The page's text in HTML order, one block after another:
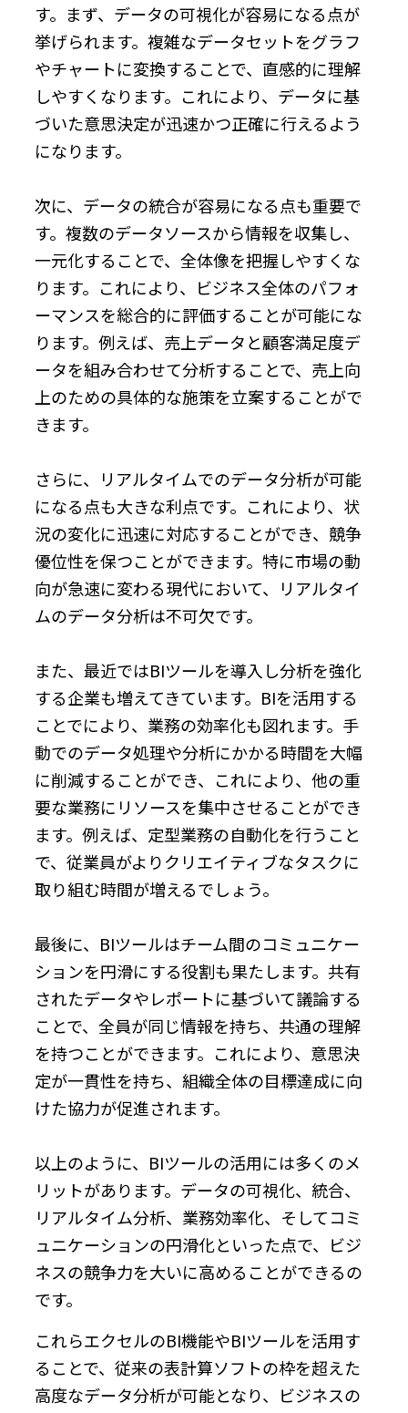
す。まず、データの可視化が容易になる点が
挙げられます。複雑なデータセットをグラフ
やチャートに変換することで、直感的に理解
しやすくなります。これにより、データに基
づいた意思決定が迅速かつ正確に行えるよう
になります。
次に、データの統合が容易になる点も重要で
す。複数のデータソースから情報を収集し、
一元化することで、全体像を把握しやすくな
ります。これにより、ビジネス全体のパフォ
ーマンスを総合的に評価することが可能にな
ります。例えば、売上データと顧客満足度デ
ータを組み合わせて分析することで、売上向
上のための具体的な施策を立案することがで
きます。
さらに、リアルタイムでのデータ分析が可能
になる点も大きな利点です。これにより、状
況の変化に迅速に対応することができ、競争
優位性を保つことができます。特に市場の動
向が急速に変わる現代において、リアルタイ
ムのデータ分析は不可欠です。
また、最近ではBIツールを導入し分析を強化
する企業も増えてきています。BIを活用する
ことでにより、業務の効率化も図れます。手
動でのデータ処理や分析にかかる時間を大幅
に削減することができ、これにより、他の重
要な業務にリソースを集中させることができ
ます。例えば、定型業務の自動化を行うこと
で、従業員がよりクリエイティブなタスクに
取り組む時間が増えるでしょう。
最後に、BIツールはチーム間のコミュニケー
ションを円滑にする役割も果たします。共有
されたデータやレポートに基づいて議論する
ことで、全員が同じ情報を持ち、共通の理解
を持つことができます。これにより、意思決
定が一貫性を持ち、組織全体の目標達成に向
けた協力が促進されます。
以上のように、BIツールの活用には多くのメ
リットがあります。データの可視化、統合、
リアルタイム分析、業務効率化、そしてコミ
ュニケーションの円滑化といった点で、ビジ
ネスの競争力を大いに高めることができるの
です。
これらエクセルのBI機能やBIツールを活用す
ることで、従来の表計算ソフトの枠を超えた
高度なデータ分析が可能となり、ビジネスの